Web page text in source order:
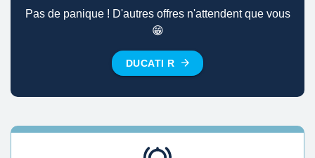
Pas de panique ! D'autres offres n'attendent que vous
😁
DUCATI R